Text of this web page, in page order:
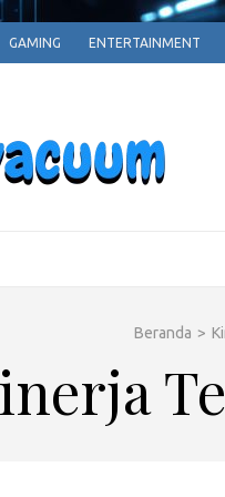
GAMING ENTERTAINMENT
Beranda >